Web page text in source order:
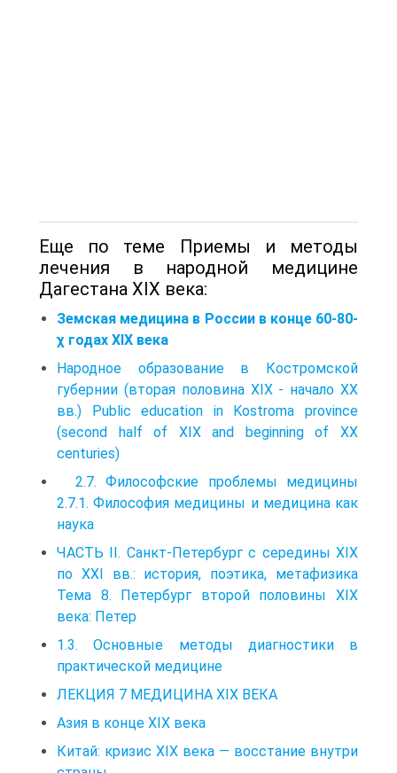
Еще по теме Приемы и методы
лечения в народной медицине
Дагестана XIX века:
Земская медицина в России в конце 60-80-
χ годах XIX века
Народное образование в Костромской
губернии (вторая половина XIX - начало XX
вв.) Public education in Kostroma province
(second half of XIX and beginning of XX
centuries)
2.7. Философские проблемы медицины
2.7.1. Философия медицины и медицина как
наука
ЧАСТЬ II. Санкт-Петербург с середины XIX
по XXI вв.: история, поэтика, метафизика
Тема 8. Петербург второй половины XIX
века: Петер
1.3. Основные методы диагностики в
практической медицине
ЛЕКЦИЯ 7 МЕДИЦИНА XIX ВЕКА
Азия в конце XIX века
Китай: кризис XIX века — восстание внутри